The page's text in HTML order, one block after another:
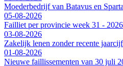
Moederbedrijf van Batavus en
05-08-2026
Failliet per provincie week 31 - 2026
03-08-2026
Zakelijk lenen zonder recente
01-08-2026
Nieuwe faillissementen van 30 juli